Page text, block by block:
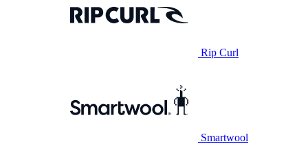
Rip Curl
Smartwool